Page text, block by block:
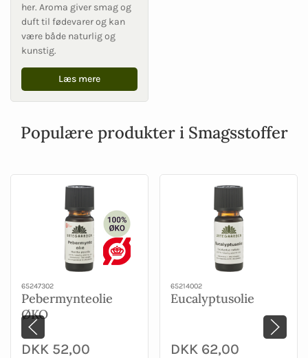
her. Aroma giver smag og
duft til fødevarer og kan
være både naturlig og
kunstig.
Læs mere
Populære produkter i Smagsstoffer
65247302
Pebermynteolie
ØKO
DKK 52,00
65214002
Eucalyptusolie
DKK 62,00